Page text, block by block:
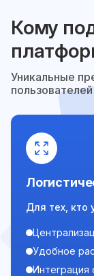
Кому
Уникальные
пользователей
Для тех, кто
Удобное
Интеграция